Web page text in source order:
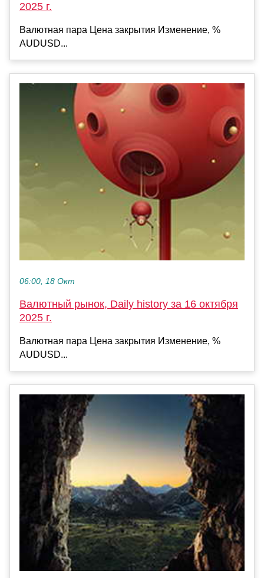
2025 г.
Валютная пара Цена закрытия Изменение, %
AUDUSD...
06:00, 18 Окт
Валютный рынок, Daily history за 16 октября
2025 г.
Валютная пара Цена закрытия Изменение, %
AUDUSD...